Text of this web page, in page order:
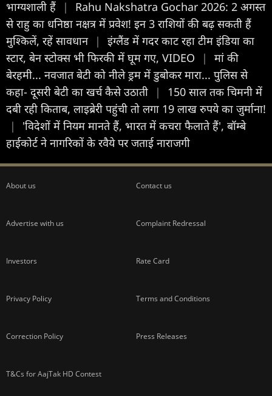
भाग्यशाली हैं
|
Rahu Nakshatra Gochar 2026: 2 अगस्त
से राहु का धनिष्ठा नक्षत्र में प्रवेश! इन 3 राशियों की बढ़ सकती हैं
मुश्किलें, रहें सावधान |
इंग्लैंड में गदर काट रहा टीम इंडिया का
स्टार, बेन स्टोक्स भी फिरकी में घूम गए, VIDEO
|
मां की
बेरहमी... नवजात बेटी को नीले ड्रम में डुबोकर मारा... पुलिस से
कहा- दूसरी बेटी का खर्च कैसे उठाती
|
150 साल तक चिमनी में
दबी रही किताब, लाइब्रेरी पहुंची तो लगा 19 लाख रुपये का जुर्माना!
|
'विदेशों में नियम मानते हैं, भारत में कचरा फैलाते हैं', बॉम्बे
हाईकोर्ट ने नागरिकों के रवैये पर जताई नाराजगी
About us Contact us
Advertise with us Complaint Redressal
Investors Rate Card
Privacy Policy Terms and Conditions
Correction Policy Press Releases
T&Cs for AajTak HD Contest